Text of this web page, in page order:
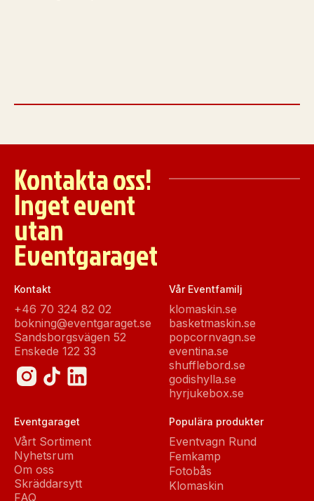
Kontakta oss!
Inget event
utan
Eventgaraget
Kontakt
+46 70 324 82 02
bokning@eventgaraget.se
Sandsborgsvägen 52
Enskede 122 33
Vår Eventfamilj
klomaskin.se
basketmaskin.se
popcornvagn.se
eventina.se
shufflebord.se
godishylla.se
hyrjukebox.se
Eventgaraget
Vårt Sortiment
Nyhetsrum
Om oss
Skräddarsytt
FAQ
Populära produkter
Eventvagn Rund
Femkamp
Fotobås
Klomaskin